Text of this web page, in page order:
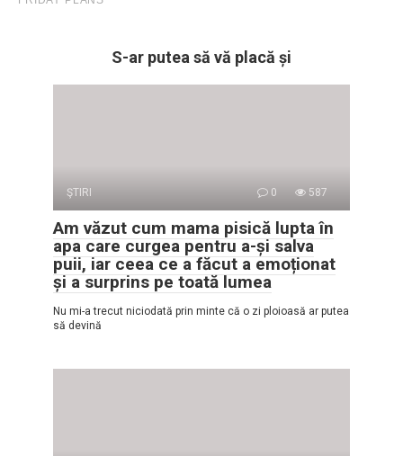
S-ar putea să vă placă și
ŞTIRI 0 587
Am văzut cum mama pisică lupta în
apa care curgea pentru a-și salva
puii, iar ceea ce a făcut a emoționat
și a surprins pe toată lumea
Nu mi-a trecut niciodată prin minte că o zi ploioasă ar putea
să devină